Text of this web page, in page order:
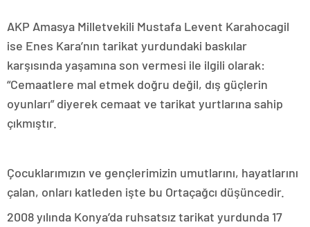
AKP Amasya Milletvekili Mustafa Levent Karahocagil
ise Enes Kara’nın tarikat yurdundaki baskılar
karşısında yaşamına son vermesi ile ilgili olarak:
“Cemaatlere mal etmek doğru değil, dış güçlerin
oyunları” diyerek cemaat ve tarikat yurtlarına sahip
çıkmıştır.
Çocuklarımızın ve gençlerimizin umutlarını, hayatlarını
çalan, onları katleden işte bu Ortaçağcı düşüncedir.
2008 yılında Konya’da ruhsatsız tarikat yurdunda 17